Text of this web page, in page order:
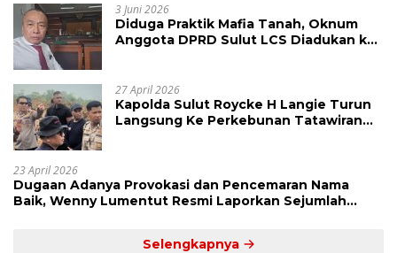
3 Juni 2026
Diduga Praktik Mafia Tanah, Oknum
Anggota DPRD Sulut LCS Diadukan ke
27 April 2026
Kapolda Sulut Roycke H Langie Turun
Langsung Ke Perkebunan Tatawiran
23 April 2026
Dugaan Adanya Provokasi dan Pencemaran Nama
Baik, Wenny Lumentut Resmi Laporkan Sejumlah
Selengkapnya